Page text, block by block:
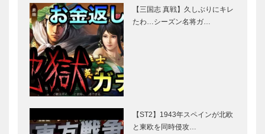
【三国志 真戦】久しぶりにキレ
たわ…シーズン名将ガ…
【ST2】1943年スペインが北欧
と東欧を同時侵攻…